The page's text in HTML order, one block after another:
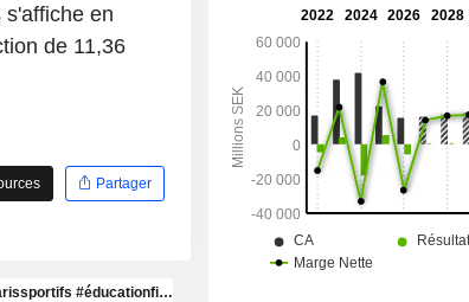
en
de 11,36
Partager
de développement de jeux en
présente dans plus de 40 pays.